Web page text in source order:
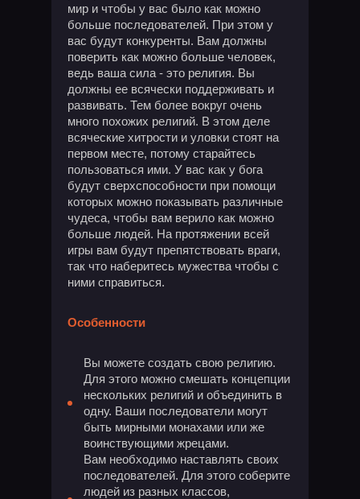
мир и чтобы у вас было как можно
больше последователей. При этом у
вас будут конкуренты. Вам должны
поверить как можно больше человек,
ведь ваша сила - это религия. Вы
должны ее всячески поддерживать и
развивать. Тем более вокруг очень
много похожих религий. В этом деле
всяческие хитрости и уловки стоят на
первом месте, потому старайтесь
пользоваться ими. У вас как у бога
будут сверхспособности при помощи
которых можно показывать различные
чудеса, чтобы вам верило как можно
больше людей. На протяжении всей
игры вам будут препятствовать враги,
так что наберитесь мужества чтобы с
ними справиться.
Особенности
Вы можете создать свою религию.
Для этого можно смешать концепции
нескольких религий и объединить в
одну. Ваши последователи могут
быть мирными монахами или же
воинствующими жрецами.
Вам необходимо наставлять своих
последователей. Для этого соберите
людей из разных классов,